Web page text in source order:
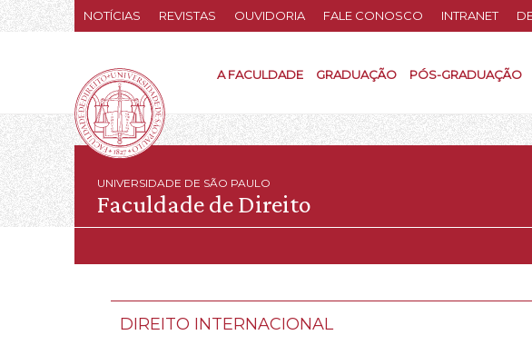
NOTÍCIAS REVISTAS OUVIDORIA FALE CONOSCO INTRANET
A FACULDADE GRADUAÇÃO PÓS-GRADUAÇÃO
UNIVERSIDADE DE SÃO PAULO
Faculdade de Direito
DIREITO INTERNACIONAL